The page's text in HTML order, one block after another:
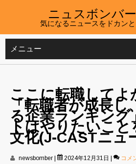
ニュスボンバー
気になるニュースをドカン
メニュー
ここに転職してよ
「転職者が成長し
る企業ランキン
トはやりたいこ
文化(J-CASTニュ
newsbomber 2024年12月31日 コメ